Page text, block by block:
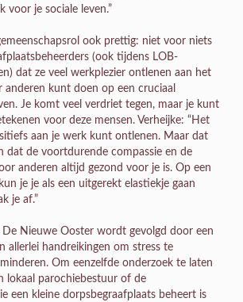
voor je sociale leven.”
ook prettig: niet voor niets
(ook tijdens LOB-
dat ze veel werkplezier ontlenen aan het
kunt doen op een cruciaal
Je komt veel verdriet tegen, maar je kunt
voor deze mensen. Verheijke: “Het
aan je werk kunt ontlenen. Maar dat
dat de voortdurende compassie en de
anderen altijd gezond voor je is. Op een
je je als een uitgerekt elastiekje gaan
je af.”
Nieuwe Ooster wordt gevolgd door een
allerlei handreikingen om stress te
Om eenzelfde onderzoek te laten
lokaal parochiebestuur of de
een kleine dorpsbegraafplaats beheert is